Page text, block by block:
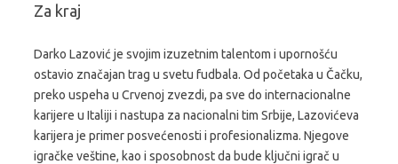
Za kraj
Darko Lazović je svojim izuzetnim talentom i upornošću
ostavio značajan trag u svetu fudbala. Od početaka u Čačku,
preko uspeha u Crvenoj zvezdi, pa sve do internacionalne
karijere u Italiji i nastupa za nacionalni tim Srbije, Lazovićeva
karijera je primer posvećenosti i profesionalizma. Njegove
igračke veštine, kao i sposobnost da bude ključni igrač u